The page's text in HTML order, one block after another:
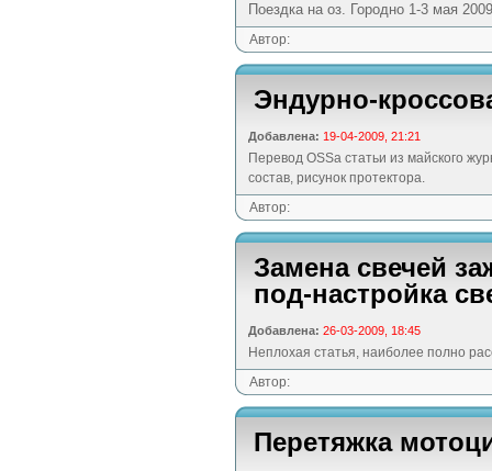
Поездка на оз. Городно 1-3 мая
Автор:
Эндурно-
Добавлена: 19-04-2009, 21:21
Перевод OSSa статьи из майского
состав, рисунок протектора.
Автор:
Замена свечей
под-настройка
Добавлена: 26-03-2009, 18:45
Неплохая статья, наиболее полно
Автор:
Перетяжка